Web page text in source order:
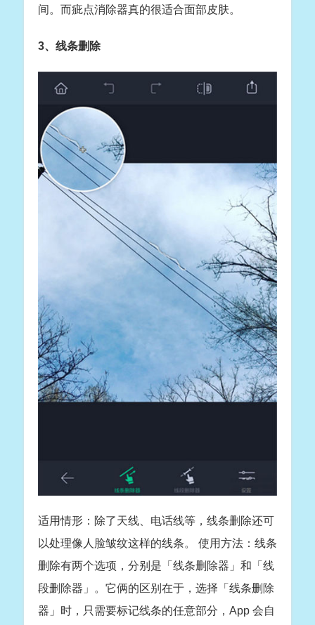
间。而疵点消除器真的很适合面部皮肤。
3、线条删除
适用情形：除了天线、电话线等，线条删除还可
以处理像人脸皱纹这样的线条。 使用方法：线条
删除有两个选项，分别是「线条删除器」和「线
段删除器」。它俩的区别在于，选择「线条删除
器」时，只需要标记线条的任意部分，App 会自